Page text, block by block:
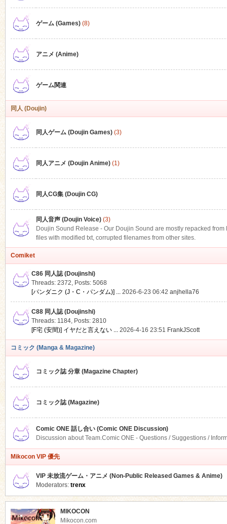
ゲーム (Games)(8)
アニメ (Anime)
ゲーム関連
同人 (Doujin)
同人ゲーム (Doujin Games)(3)
同人アニメ (Doujin Anime)(1)
同人CG集 (Doujin CG)
同人音声 (Doujin Voice)(3)
Doujin Sound Release - Our Doujin Sound are mostly repacked
files with modified txt, corrupted filenames from other sites.
Comiket
C86 同人誌 (Doujinshi)
Threads: 2372, Posts: 5068
[パンダニク (J・C・パンダム)] ... 2026-6-23 06:42 anjhella76
C88 同人誌 (Doujinshi)
Threads: 1184, Posts: 2810
[F宅 (安間)] イヤだと言えない ... 2026-4-16 23:51 FrankJScott
コミック (Manga & Magazine)
コミック誌 分章 (Magazine Chapter)
コミック誌 (Magazine)
Comic ONE 話し合い (Comic ONE Discussion)
Discussion about Team.Comic ONE - Questions / Suggestions /
Mikocon VIP 優先
VIP 未放流ゲーム・アニメ (Non-Public Released Games & Anime)
Moderators: trenx
MIKOCON
Mikocon.com